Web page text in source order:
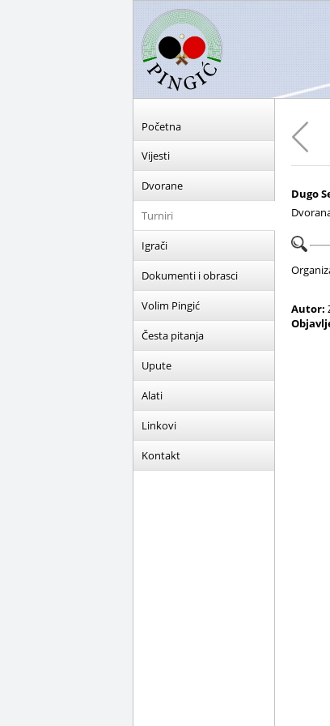
Početna
Vijesti
Dvorane
Turniri
Igrači
Dokumenti i obrasci
Volim Pingić
Česta pitanja
Upute
Alati
Linkovi
Kontakt
Dugo
Autor: